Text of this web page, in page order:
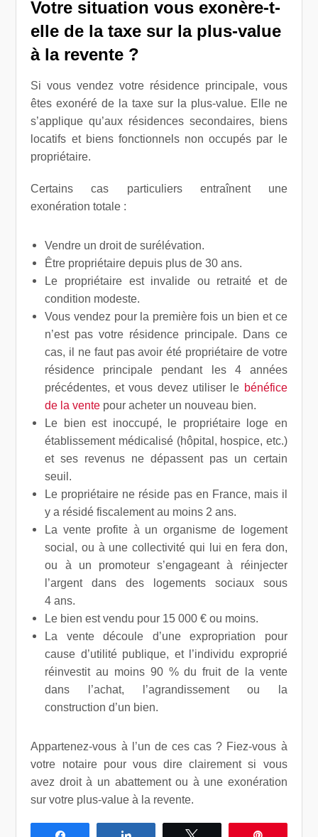
Votre situation vous exonère-t-
elle de la taxe sur la plus-value
à la revente ?
Si vous vendez votre résidence principale, vous
êtes exonéré de la taxe sur la plus-value. Elle ne
s’applique qu’aux résidences secondaires, biens
locatifs et biens fonctionnels non occupés par le
propriétaire.
Certains cas particuliers entraînent une
exonération totale :
Vendre un droit de surélévation.
Être propriétaire depuis plus de 30 ans.
Le propriétaire est invalide ou retraité et de
condition modeste.
Vous vendez pour la première fois un bien et ce
n’est pas votre résidence principale. Dans ce
cas, il ne faut pas avoir été propriétaire de votre
résidence principale pendant les 4 années
précédentes, et vous devez utiliser le bénéfice
de la vente pour acheter un nouveau bien.
Le bien est inoccupé, le propriétaire loge en
établissement médicalisé (hôpital, hospice, etc.)
et ses revenus ne dépassent pas un certain
seuil.
Le propriétaire ne réside pas en France, mais il
y a résidé fiscalement au moins 2 ans.
La vente profite à un organisme de logement
social, ou à une collectivité qui lui en fera don,
ou à un promoteur s’engageant à réinjecter
l’argent dans des logements sociaux sous
4 ans.
Le bien est vendu pour 15 000 € ou moins.
La vente découle d’une expropriation pour
cause d’utilité publique, et l’individu exproprié
réinvestit au moins 90 % du fruit de la vente
dans l’achat, l’agrandissement ou la
construction d’un bien.
Appartenez-vous à l’un de ces cas ? Fiez-vous à
votre notaire pour vous dire clairement si vous
avez droit à un abattement ou à une exonération
sur votre plus-value à la revente.